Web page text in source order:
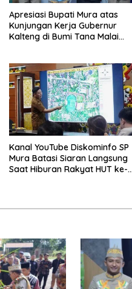
Apresiasi Bupati Mura atas
Kunjungan Kerja Gubernur
Kalteng di Bumi Tana Malai
Kanal YouTube Diskominfo SP
Mura Batasi Siaran Langsung
Saat Hiburan Rakyat HUT ke-